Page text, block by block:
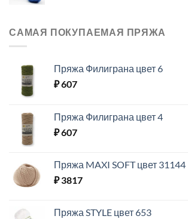
САМАЯ ПОКУПАЕМАЯ ПРЯЖА
Пряжа Филиграна цвет 6
₽607
Пряжа Филиграна цвет 4
₽607
Пряжа MAXI SOFT цвет 31144
₽3817
Пряжа STYLE цвет 653